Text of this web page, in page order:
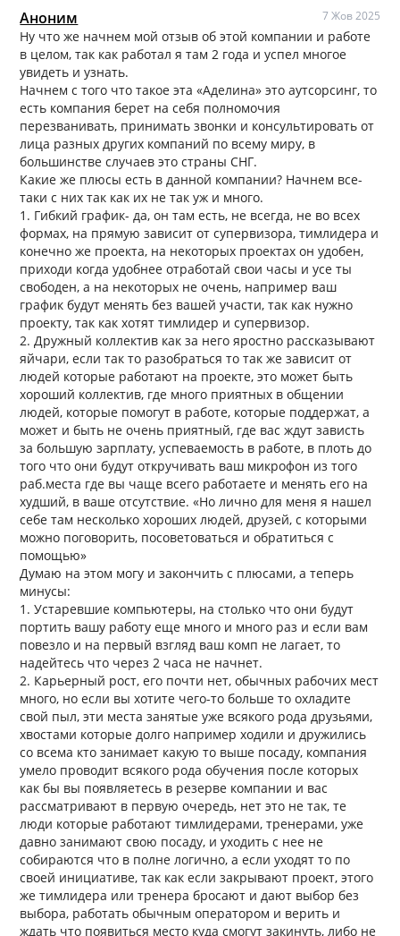
Аноним 7 Жов 2025
Ну что же начнем мой отзыв об этой компании и работе
в целом, так как работал я там 2 года и успел многое
увидеть и узнать.
Начнем с того что такое эта «Аделина» это аутсорсинг, то
есть компания берет на себя полномочия
перезванивать, принимать звонки и консультировать от
лица разных других компаний по всему миру, в
большинстве случаев это страны СНГ.
Какие же плюсы есть в данной компании? Начнем все-
таки с них так как их не так уж и много.
1. Гибкий график- да, он там есть, не всегда, не во всех
формах, на прямую зависит от супервизора, тимлидера и
конечно же проекта, на некоторых проектах он удобен,
приходи когда удобнее отработай свои часы и усе ты
свободен, а на некоторых не очень, например ваш
график будут менять без вашей участи, так как нужно
проекту, так как хотят тимлидер и супервизор.
2. Дружный коллектив как за него яростно рассказывают
яйчари, если так то разобраться то так же зависит от
людей которые работают на проекте, это может быть
хороший коллектив, где много приятных в общении
людей, которые помогут в работе, которые поддержат, а
может и быть не очень приятный, где вас ждут зависть
за большую зарплату, успеваемость в работе, в плоть до
того что они будут откручивать ваш микрофон из того
раб.места где вы чаще всего работаете и менять его на
худший, в ваше отсутствие. «Но лично для меня я нашел
себе там несколько хороших людей, друзей, с которыми
можно поговорить, посоветоваться и обратиться с
помощью»
Думаю на этом могу и закончить с плюсами, а теперь
минусы:
1. Устаревшие компьютеры, на столько что они будут
портить вашу работу еще много и много раз и если вам
повезло и на первый взгляд ваш комп не лагает, то
надейтесь что через 2 часа не начнет.
2. Карьерный рост, его почти нет, обычных рабочих мест
много, но если вы хотите чего-то больше то охладите
свой пыл, эти места занятые уже всякого рода друзьями,
хвостами которые долго например ходили и дружились
со всема кто занимает какую то выше посаду, компания
умело проводит всякого рода обучения после которых
как бы вы появляетесь в резерве компании и вас
рассматривают в первую очередь, нет это не так, те
люди которые работают тимлидерами, тренерами, уже
давно занимают свою посаду, и уходить с нее не
собираются что в полне логично, а если уходят то по
своей инициативе, так как если закрывают проект, этого
же тимлидера или тренера бросают и дают выбор без
выбора, работать обычным оператором и верить и
ждать что появиться место куда смогут закинуть, либо не